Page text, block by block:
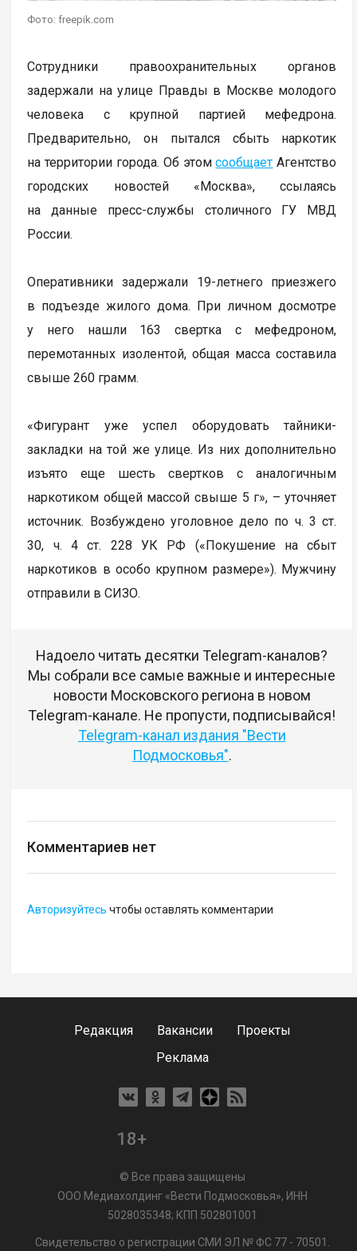
Фото: freepik.com
Сотрудники правоохранительных органов
задержали на улице Правды в Москве молодого
человека с крупной партией мефедрона.
Предварительно, он пытался сбыть наркотик
на территории города. Об этомсообщает Агентство
городских новостей «Москва», ссылаясь
на данные пресс-службы столичного ГУ МВД
России.
Оперативники задержали 19-летнего приезжего
в подъезде жилого дома. При личном досмотре
у него нашли 163 свертка с мефедроном,
перемотанных изолентой, общая масса составила
свыше 260 грамм.
«Фигурант уже успел оборудовать тайники-
закладки на той же улице. Из них дополнительно
изъято еще шесть свeртков с аналогичным
наркотиком общей массой свыше 5 г», – уточняет
источник. Возбуждено уголовное дело по ч. 3 ст.
30, ч. 4 ст. 228 УК РФ («Покушение на сбыт
наркотиков в особо крупном размере»). Мужчину
отправили в СИЗО.
Надоело читать десятки Telegram-каналов?
Мы собрали все самые важные и интересные
новости Московского региона в новом
Telegram-канале. Не пропусти, подписывайся!
Telegram-канал издания "Вести
Подмосковья".
Комментариев нет
Авторизуйтесь чтобы оставлять комментарии
Редакция Вакансии
Проекты
Реклама
18+
© Все права защищены
ООО Медиахолдинг «Вести Подмосковья», ИНН
5028035348; КПП 502801001
Свидетельство о регистрации СМИ ЭЛ № ФС 77 - 70501.